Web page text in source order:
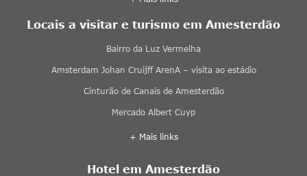
Locais a visitar e turismo em Amesterdão
Bairro da Luz Vermelha
Amsterdam Johan Cruijff ArenA – visita ao estádio
Cinturão de Canais de Amesterdão
Mercado Albert Cuyp
+ Mais links
Hotel em Amesterdão